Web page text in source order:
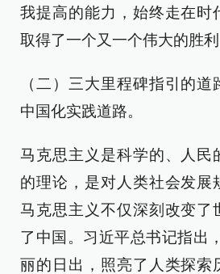
我提高的能力，始终走在时
取得了一个又一个伟大的胜利
（二）三大里程碑指引的
中国化实践道路。
马克思主义是科学的、人民
的理论，是对人类社会发展
马克思主义不仅深刻改变了
了中国。习近平总书记指出
丽的日出，照亮了人类探索